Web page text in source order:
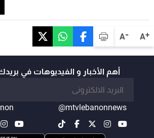
A+
A-
أهم الأخبار و الفيديوهات في
@mtvlebanonnews